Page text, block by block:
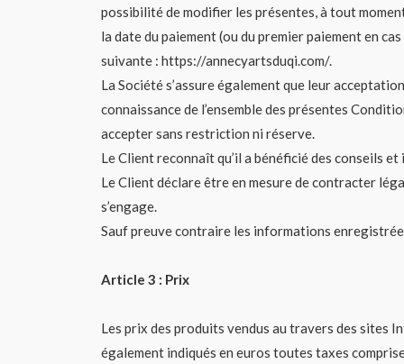
possibilité de modifier les présentes, à tout
la date du paiement (ou du premier paiement en
suivante : https://annecyartsduqi.com/.
La Société s’assure également que leur
connaissance de l’ensemble des présentes
accepter sans restriction ni réserve.
Le Client reconnaît qu’il a bénéficié des conseils
Le Client déclare être en mesure de contracter
s’engage.
Sauf preuve contraire les informations
Article 3 : Prix
Les prix des produits vendus au travers des sites
également indiqués en euros toutes taxes